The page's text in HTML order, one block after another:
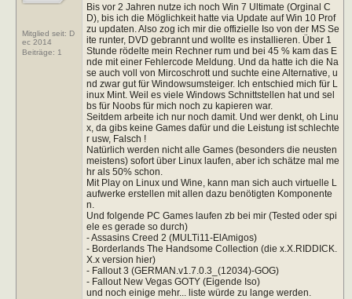
Mitglied seit: D
ec 2014
Beiträge: 1
Bis vor 2 Jahren nutze ich noch Win 7 Ultimate (Orginal C
D), bis ich die Möglichkeit hatte via Update auf Win 10 Prof
zu updaten. Also zog ich mir die offizielle Iso von der MS Se
ite runter, DVD gebrannt und wollte es installieren. Über 1
Stunde rödelte mein Rechner rum und bei 45 % kam das E
nde mit einer Fehlercode Meldung. Und da hatte ich die Na
se auch voll von Mircoschrott und suchte eine Alternative, u
nd zwar gut für Windowsumsteiger. Ich entschied mich für L
inux Mint. Weil es viele Windows Schnittstellen hat und sel
bs für Noobs für mich noch zu kapieren war.
Seitdem arbeite ich nur noch damit. Und wer denkt, oh Linu
x, da gibs keine Games dafür und die Leistung ist schlechte
r usw, Falsch !
Natürlich werden nicht alle Games (besonders die neusten
meistens) sofort über Linux laufen, aber ich schätze mal me
hr als 50% schon.
Mit Play on Linux und Wine, kann man sich auch virtuelle L
aufwerke erstellen mit allen dazu benötigten Komponente
n.
Und folgende PC Games laufen zb bei mir (Tested oder spi
ele es gerade so durch)
- Assasins Creed 2 (MULTi11-ElAmigos)
- Borderlands The Handsome Collection (die x.X.RIDDICK.
X.x version hier)
- Fallout 3 (GERMAN.v1.7.0.3_(12034)-GOG)
- Fallout New Vegas GOTY (Eigende Iso)
und noch einige mehr... liste würde zu lange werden.